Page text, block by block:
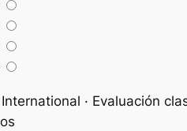
· Evaluación